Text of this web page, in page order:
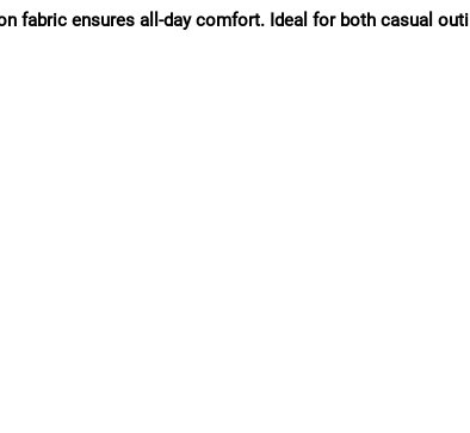
fabric ensures all-day comfort. Ideal for both casual